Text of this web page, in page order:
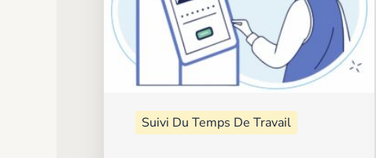
Suivi Du Temps De Travail